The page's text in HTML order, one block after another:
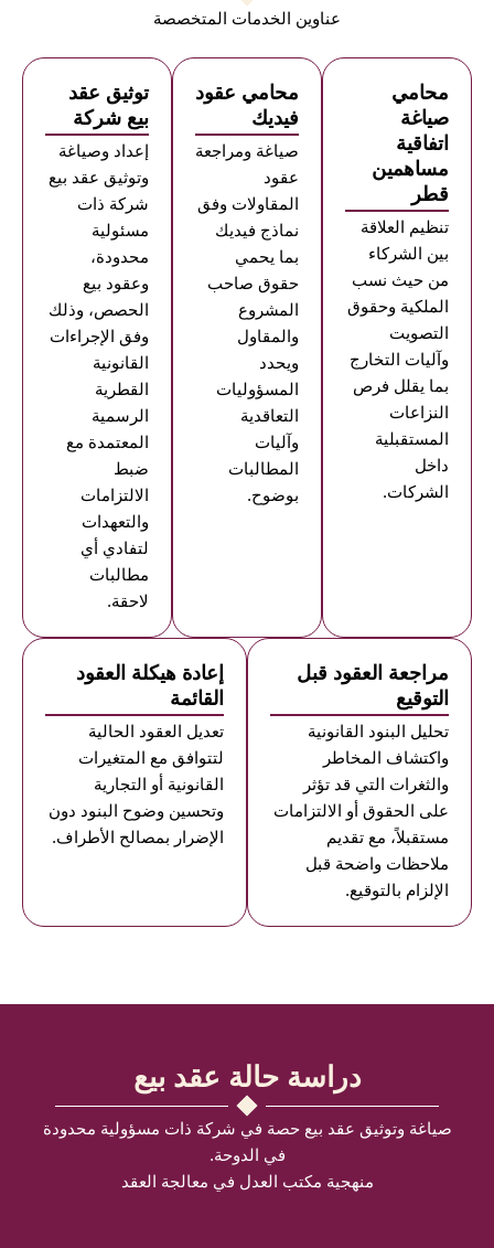
عناوين الخدمات المتخصصة
محامي
صياغة
اتفاقية
مساهمين
قطر
تنظيم العلاقة
بين الشركاء
من حيث نسب
الملكية وحقوق
التصويت
وآليات التخارج
بما يقلل فرص
النزاعات
المستقبلية
داخل
الشركات.
محامي عقود
فيديك
صياغة ومراجعة
عقود
المقاولات وفق
نماذج فيديك
بما يحمي
حقوق صاحب
المشروع
والمقاول
ويحدد
المسؤوليات
التعاقدية
وآليات
المطالبات
بوضوح.
توثيق عقد
بيع شركة
إعداد وصياغة
وتوثيق عقد بيع
شركة ذات
مسئولية
محدودة،
وعقود بيع
الحصص، وذلك
وفق الإجراءات
القانونية
القطرية
الرسمية
المعتمدة مع
ضبط
الالتزامات
والتعهدات
لتفادي أي
مطالبات
لاحقة.
مراجعة العقود قبل
التوقيع
تحليل البنود القانونية
واكتشاف المخاطر
والثغرات التي قد تؤثر
على الحقوق أو الالتزامات
مستقبلاً، مع تقديم
ملاحظات واضحة قبل
الإلزام بالتوقيع.
إعادة هيكلة العقود
القائمة
تعديل العقود الحالية
لتتوافق مع المتغيرات
القانونية أو التجارية
وتحسين وضوح البنود دون
الإضرار بمصالح الأطراف.
دراسة حالة عقد بيع
صياغة وتوثيق عقد بيع حصة في شركة ذات مسؤولية محدودة
في الدوحة.
منهجية مكتب العدل في معالجة العقد